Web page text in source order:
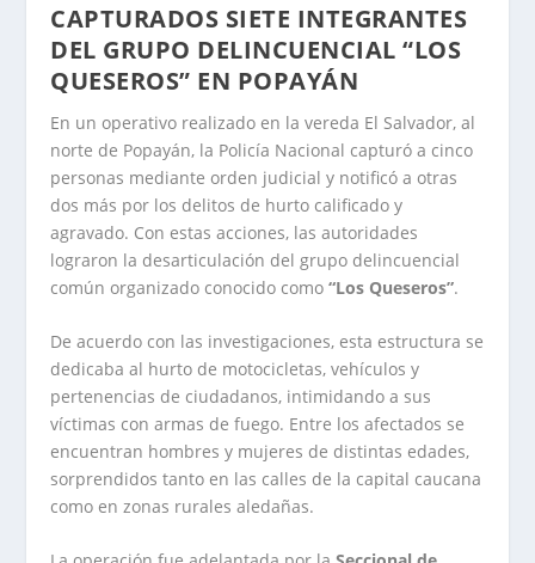
CAPTURADOS SIETE INTEGRANTES
DEL GRUPO DELINCUENCIAL “LOS
QUESEROS” EN POPAYÁN
En un operativo realizado en la vereda El Salvador, al
norte de Popayán, la Policía Nacional capturó a cinco
personas mediante orden judicial y notificó a otras
dos más por los delitos de hurto calificado y
agravado. Con estas acciones, las autoridades
lograron la desarticulación del grupo delincuencial
común organizado conocido como“Los Queseros”.
De acuerdo con las investigaciones, esta estructura se
dedicaba al hurto de motocicletas, vehículos y
pertenencias de ciudadanos, intimidando a sus
víctimas con armas de fuego. Entre los afectados se
encuentran hombres y mujeres de distintas edades,
sorprendidos tanto en las calles de la capital caucana
como en zonas rurales aledañas.